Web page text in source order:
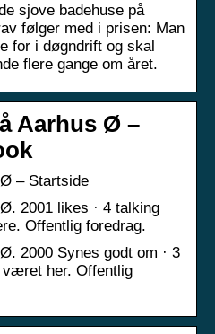
sjove badehuse på
følger med i prisen: Man
for i døgndrift og skal
flere gange om året.
Aarhus Ø –
– Startside
2001 likes · 4 talking
Offentlig foredrag.
2000 Synes godt om · 3
været her. Offentlig